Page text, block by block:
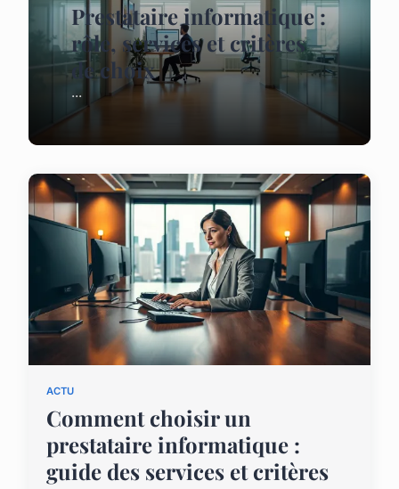
Prestataire informatique :
rôle, services et critères
de choix
...
ACTU
Comment choisir un
prestataire informatique :
guide des services et critères